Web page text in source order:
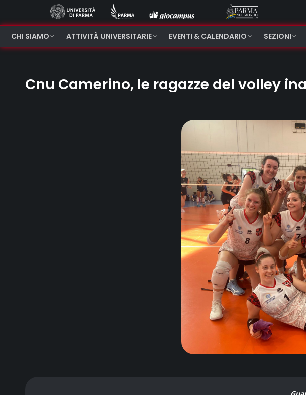
CHI SIAMO ATTIVITÀ UNIVERSITARIE EVENTI & CALENDARIO SEZIONI
Cnu Camerino, le ragazze del volley